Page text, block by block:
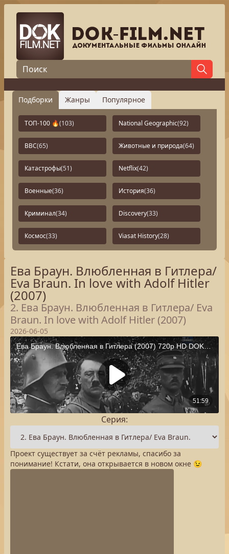
Подборки Жанры Популярное
ТОП-100 🔥(103) National Geographic(92)
BBC(65) Животные и природа(64)
Катастрофы(51) Netflix(42)
Военные(36) История(36)
Криминал(34) Discovery(33)
Космос(33) Viasat History(28)
Ева Браун. Влюбленная в Гитлера/
Eva Braun. In love with Adolf Hitler
(2007)
2. Ева Браун. Влюбленная в Гитлера/ Eva
Braun. In love with Adolf Hitler (2007)
2026-06-05
Серия:
Проект существует за счёт рекламы, спасибо за
понимание! Кстати, она открывается в новом окне 😉